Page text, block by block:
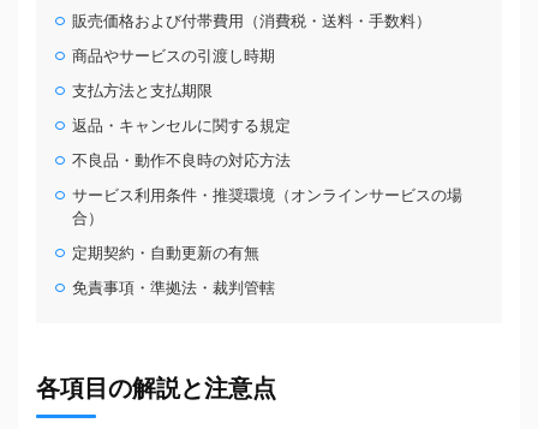
販売価格および付帯費用（消費税・送料・手数料）
商品やサービスの引渡し時期
支払方法と支払期限
返品・キャンセルに関する規定
不良品・動作不良時の対応方法
サービス利用条件・推奨環境（オンラインサービスの場
合）
定期契約・自動更新の有無
免責事項・準拠法・裁判管轄
各項目の解説と注意点